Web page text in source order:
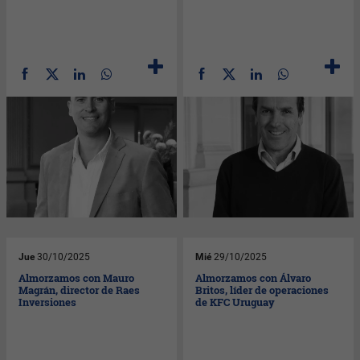
Jue 30/10/2025
Almorzamos con Mauro
Magrán, director de Raes
Inversiones
Mié 29/10/2025
Almorzamos con Álvaro
Britos, líder de operaciones
de KFC Uruguay